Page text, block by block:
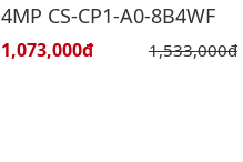
4MP CS-CP1-A0-8B4WF
Giá bán:
1,073,000đ Giá gốc:
1,533,000đ